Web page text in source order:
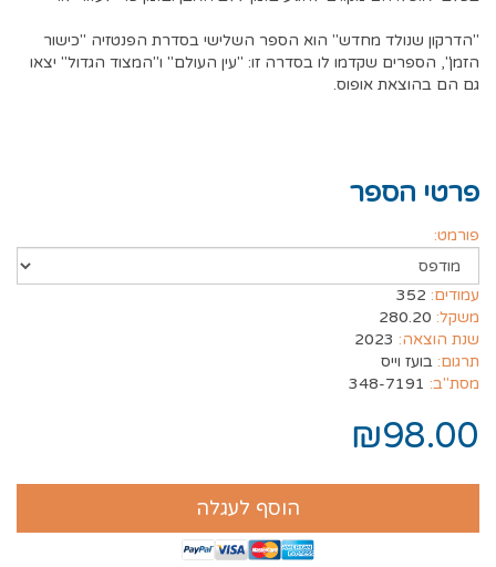
"הדרקון שנולד מחדש" הוא הספר השלישי בסדרת הפנטזיה "כישור
הזמן", הספרים שקדמו לו בסדרה זו: "עין העולם" ו"המצוד הגדול" יצאו
גם הם בהוצאת אופוס.
פרטי הספר
פורמט:
עמודים: 352
משקל: 280.20
שנת הוצאה: 2023
תרגום: בועז וייס
מסת"ב: 348-7191
₪98.00
הוסף לעגלה